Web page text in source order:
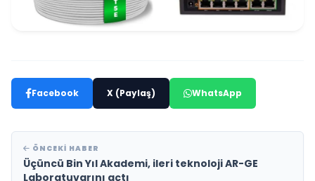
Facebook X (Paylaş) WhatsApp
ÖNCEKI HABER
Üçüncü Bin Yıl Akademi, ileri teknoloji AR-GE
Laboratuvarını açtı